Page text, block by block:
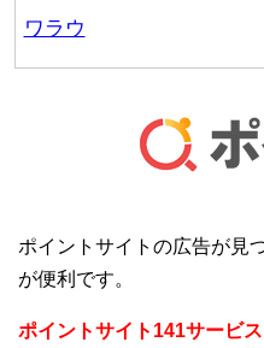
ワラウ
ポイントサイトの広告が見
が便利です。
ポイントサイト141サービ